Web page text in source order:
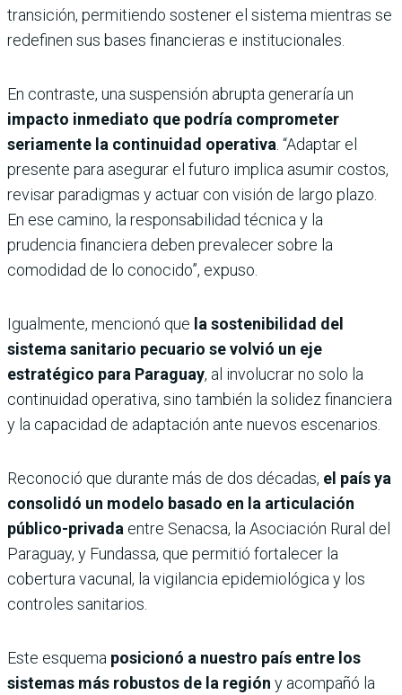
transición, permitiendo sostener el sistema mientras se
redefinen sus bases financieras e institucionales.
En contraste, una suspensión abrupta generaría un
impacto inmediato que podría comprometer
seriamente la continuidad operativa . “Adaptar el
presente para asegurar el futuro implica asumir costos,
revisar paradigmas y actuar con visión de largo plazo.
En ese camino, la responsabilidad técnica y la
prudencia financiera deben prevalecer sobre la
comodidad de lo conocido”, expuso.
Igualmente, mencionó que la sostenibilidad del
sistema sanitario pecuario se volvió un eje
estratégico para Paraguay, al involucrar no solo la
continuidad operativa, sino también la solidez financiera
y la capacidad de adaptación ante nuevos escenarios.
Reconoció que durante más de dos décadas, el país ya
consolidó un modelo basado en la articulación
público-privada entre Senacsa, la Asociación Rural del
Paraguay, y Fundassa, que permitió fortalecer la
cobertura vacunal, la vigilancia epidemiológica y los
controles sanitarios.
Este esquema posicionó a nuestro país entre los
sistemas más robustos de la región y acompañó la